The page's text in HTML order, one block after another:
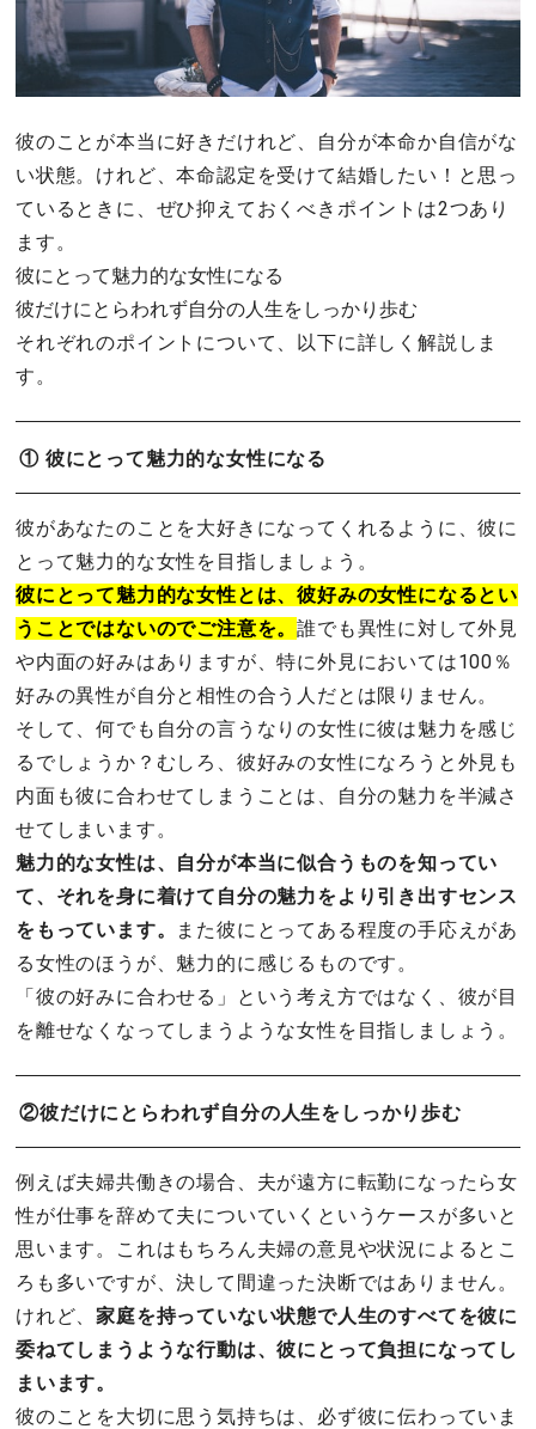
彼のことが本当に好きだけれど、自分が本命か自信がな
い状態。けれど、本命認定を受けて結婚したい！と思っ
ているときに、ぜひ抑えておくべきポイントは2つあり
ます。
彼にとって魅力的な女性になる
彼だけにとらわれず自分の人生をしっかり歩む
それぞれのポイントについて、以下に詳しく解説しま
す。
① 彼にとって魅力的な女性になる
彼があなたのことを大好きになってくれるように、彼に
とって魅力的な女性を目指しましょう。
彼にとって魅力的な女性とは、彼好みの女性になるとい
うことではないのでご注意を。誰でも異性に対して外見
や内面の好みはありますが、特に外見においては100％
好みの異性が自分と相性の合う人だとは限りません。
そして、何でも自分の言うなりの女性に彼は魅力を感じ
るでしょうか？むしろ、彼好みの女性になろうと外見も
内面も彼に合わせてしまうことは、自分の魅力を半減さ
せてしまいます。
魅力的な女性は、自分が本当に似合うものを知ってい
て、それを身に着けて自分の魅力をより引き出すセンス
をもっています。
また彼にとってある程度の手応えがあ
る女性のほうが、魅力的に感じるものです。
「彼の好みに合わせる」という考え方ではなく、彼が目
を離せなくなってしまうような女性を目指しましょう。
②彼だけにとらわれず自分の人生をしっかり歩む
例えば夫婦共働きの場合、夫が遠方に転勤になったら女
性が仕事を辞めて夫についていくというケースが多いと
思います。これはもちろん夫婦の意見や状況によるとこ
ろも多いですが、決して間違った決断ではありません。
けれど、家庭を持っていない状態で人生のすべてを彼に
委ねてしまうような行動は、彼にとって負担になってし
まいます。
彼のことを大切に思う気持ちは、必ず彼に伝わっていま